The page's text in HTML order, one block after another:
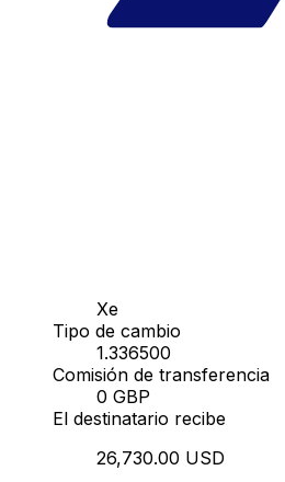
Xe
Tipo de cambio
1.336500
Comisión de transferencia
0 GBP
El destinatario recibe
26,730.00 USD